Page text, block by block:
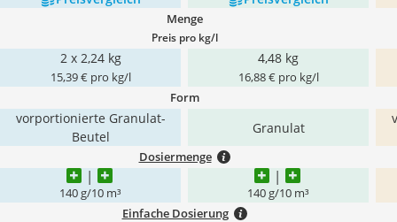
Menge
Preis pro kg/l
2 x 2,24 kg
15,39 € pro kg/l
4,48 kg
16,88 € pro kg/l
Form
vorportionierte Granulat-
Beutel
Granulat
Dosiermenge
140 g/10 m³ 140 g/10 m³
Einfache Dosierung